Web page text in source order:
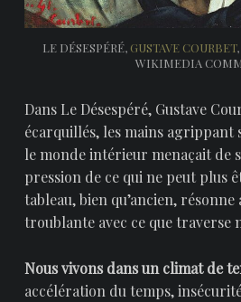
LE DÉSESPÉRÉ, GUSTAVE COURBET
WIKIMEDIA
Dans Le Désespéré, Gustave
écarquillés, les mains agrippant
le monde intérieur menaçait de
pression de ce qui ne peut plus
tableau, bien qu’ancien, résonne
troublante avec ce que traverse
Nous vivons dans un climat de
accélération du temps,